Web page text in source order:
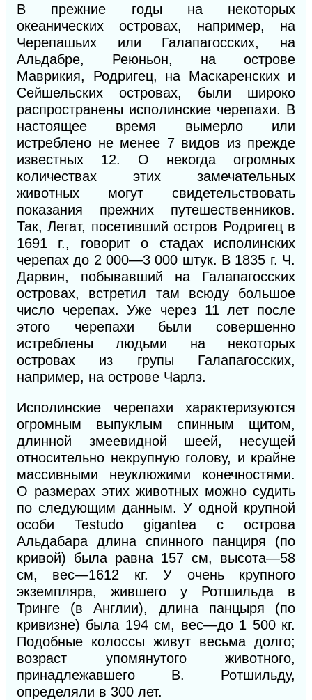
В прежние годы на некоторых
океанических островах, например, на
Черепашьих или Галапагосских, на
Альдабре, Реюньон, на острове
Маврикия, Родригец, на Маскаренских и
Сейшельских островах, были широко
распространены исполинские черепахи. В
настоящее время вымерло или
истреблено не менее 7 видов из прежде
известных 12. О некогда огромных
количествах этих замечательных
животных могут свидетельствовать
показания прежних путешественников.
Так, Легат, посетивший остров Родригец в
1691 г., говорит о стадах исполинских
черепах до 2 000—3 000 штук. В 1835 г. Ч.
Дарвин, побывавший на Галапагосских
островах, встретил там всюду большое
число черепах. Уже через 11 лет после
этого черепахи были совершенно
истреблены людьми на некоторых
островах из групы Галапагосских,
например, на острове Чарлз.
Исполинские черепахи характеризуются
огромным выпуклым спинным щитом,
длинной змеевидной шеей, несущей
относительно некрупную голову, и крайне
массивными неуклюжими конечностями.
О размерах этих животных можно судить
по следующим данным. У одной крупной
особи Testudo gigantea с острова
Альдабара длина спинного панциря (по
кривой) была равна 157 см, высота—58
см, вес—1612 кг. У очень крупного
экземпляра, жившего у Ротшильда в
Тринге (в Англии), длина панцыря (по
кривизне) была 194 см, вес—до 1 500 кг.
Подобные колоссы живут весьма долго;
возраст упомянутого животного,
принадлежавшего В. Ротшильду,
определяли в 300 лет.